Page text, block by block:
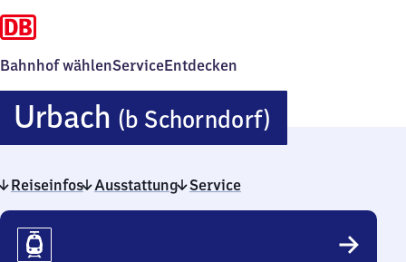
Bahnhof wählenServiceEntdecken
Urbach (b Schorndorf)
(bei
Reiseinfos Ausstattung Service
Reiseinfos